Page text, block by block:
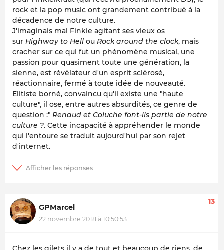
rock et la pop music ont grandement contribué à la
décadence de notre culture.
J'imaginais mal Finkie agitant ses vieux os
sur Highway to Hell ou Rock around the clock, mais
cracher sur ce qui fut un phénomène musical, une
passion pour quasiment toute une génération, la
sienne, est révélateur d'un esprit sclérosé,
réactionnaire, fermé à toute idée de nouveauté.
Elitiste borné, convaincu qu'il existe une "haute
culture", il ose, entre autres absurdités, ce genre de
question :" Renaud et Coluche font-ils partie de notre
culture ?. Cette incapacité à appréhender le monde
qui l'entoure se traduit aujourd'hui par son rejet
d'internet.
GPMarcel
22 novembre 2018 à 10:50:53
13